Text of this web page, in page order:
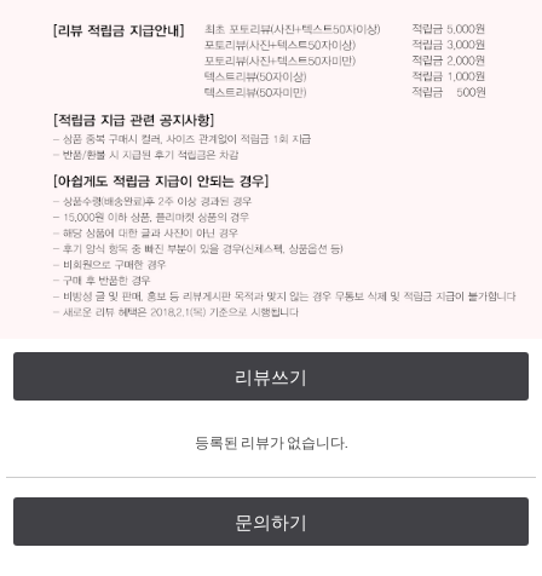
리뷰쓰기
등록된 리뷰가 없습니다.
문의하기